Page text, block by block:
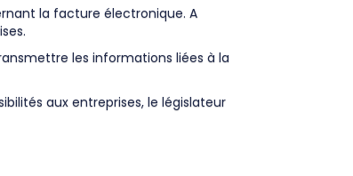
la facture électronique. A
les informations liées à la
aux entreprises, le législateur